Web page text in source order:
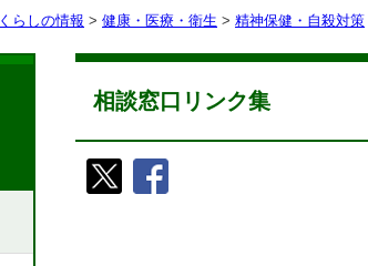
くらしの情報 > 健康・医療・衛生 > 精神保健・自殺対策
相談窓口リンク集